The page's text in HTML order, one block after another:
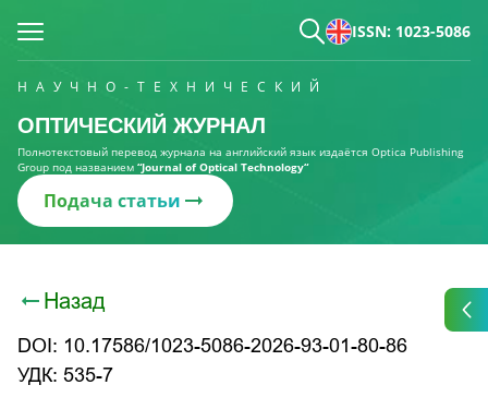
ISSN: 1023-5086
НАУЧНО-ТЕХНИЧЕСКИЙ
ОПТИЧЕСКИЙ ЖУРНАЛ
Полнотекстовый перевод журнала на английский язык издаётся Optica Publishing
Group под названием “Journal of Optical Technology“
Подача статьи
Назад
DOI: 10.17586/1023-5086-2026-93-01-80-86
УДК: 535-7